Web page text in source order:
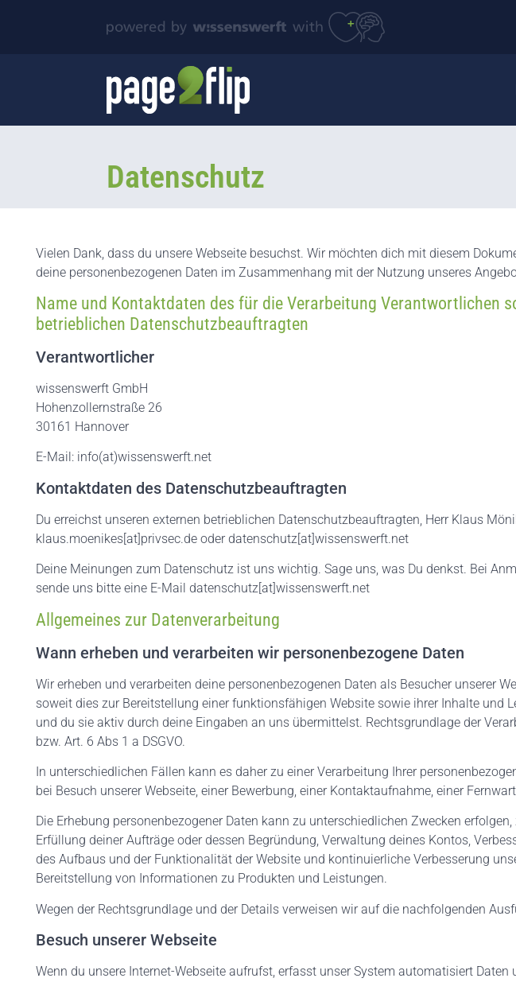
Datenschutz
Vielen Dank, dass du unsere Webseite besuchst. Wir möchten dich mit diesem
deine personenbezogenen Daten im Zusammenhang mit der Nutzung unseres
Name und Kontaktdaten des für die Verarbeitung Verantwortlichen
betrieblichen Datenschutzbeauftragten
Verantwortlicher
wissenswerft GmbH
Hohenzollernstraße 26
30161 Hannover
E-Mail: info(at)wissenswerft.net
Kontaktdaten des Datenschutzbeauftragten
Du erreichst unseren externen betrieblichen Datenschutzbeauftragten, Herr Klaus
klaus.moenikes[at]privsec.de oder datenschutz[at]wissenswerft.net
Deine Meinungen zum Datenschutz ist uns wichtig. Sage uns, was Du denkst. Bei
sende uns bitte eine E-Mail datenschutz[at]wissenswerft.net
Allgemeines zur Datenverarbeitung
Wann erheben und verarbeiten wir personenbezogene Daten
Wir erheben und verarbeiten deine personenbezogenen Daten als Besucher unserer
soweit dies zur Bereitstellung einer funktionsfähigen Website sowie ihrer Inhalte und
und du sie aktiv durch deine Eingaben an uns übermittelst. Rechtsgrundlage der
bzw. Art. 6 Abs 1 a DSGVO.
In unterschiedlichen Fällen kann es daher zu einer Verarbeitung Ihrer
bei Besuch unserer Webseite, einer Bewerbung, einer Kontaktaufnahme, einer
Die Erhebung personenbezogener Daten kann zu unterschiedlichen Zwecken
Erfüllung deiner Aufträge oder dessen Begründung, Verwaltung deines Kontos,
des Aufbaus und der Funktionalität der Website und kontinuierliche Verbesserung
Bereitstellung von Informationen zu Produkten und Leistungen.
Wegen der Rechtsgrundlage und der Details verweisen wir auf die nachfolgenden
Besuch unserer Webseite
Wenn du unsere Internet-Webseite aufrufst, erfasst unser System automatisiert